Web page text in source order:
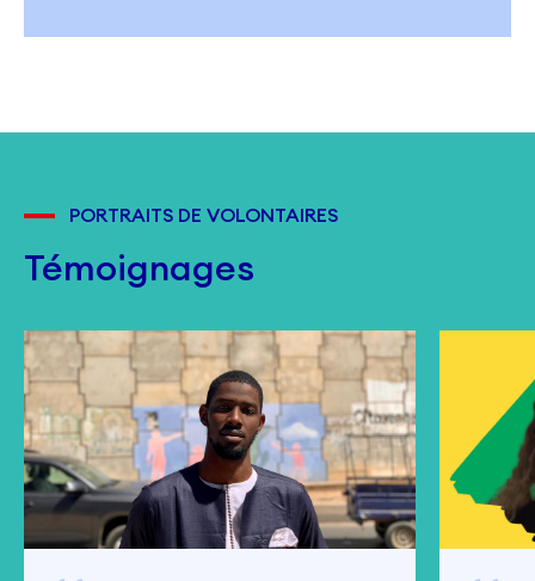
PORTRAITS DE VOLONTAIRES
Témoignages